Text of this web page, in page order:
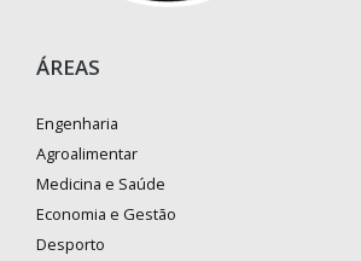
ÁREAS
Engenharia
Agroalimentar
Medicina e Saúde
Economia e Gestão
Desporto